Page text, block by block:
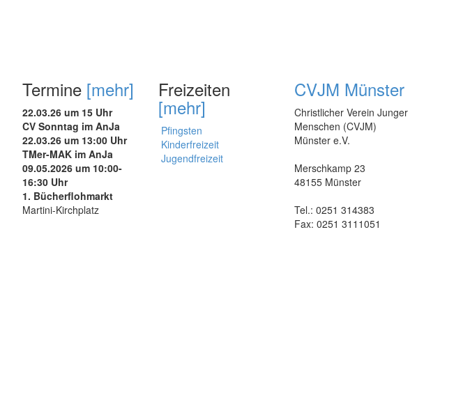
Termine [mehr]
22.03.26 um 15 Uhr
CV Sonntag im AnJa
22.03.26 um 13:00 Uhr
TMer-MAK im AnJa
09.05.2026 um 10:00-
16:30 Uhr
1. Bücherflohmarkt
Martini-Kirchplatz
Freizeiten
[mehr]
Pfingsten
Kinderfreizeit
Jugendfreizeit
CVJM Münster
Christlicher Verein Junger
Menschen (CVJM)
Münster e.V.
Merschkamp 23
48155 Münster
Tel.: 0251 314383
Fax: 0251 3111051